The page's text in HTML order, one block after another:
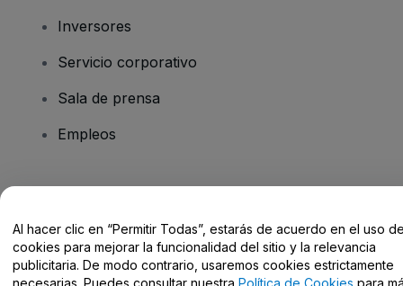
Inversores
Servicio corporativo
Sala de prensa
Empleos
Centro de Ayuda / Contacto
Al hacer clic en “Permitir Todas”, estarás de acuerdo en el uso
cookies para mejorar la funcionalidad del sitio y la relevancia
publicitaria. De modo contrario, usaremos cookies estrictamente
necesarias. Puedes consultar nuestra Política de Cookies para